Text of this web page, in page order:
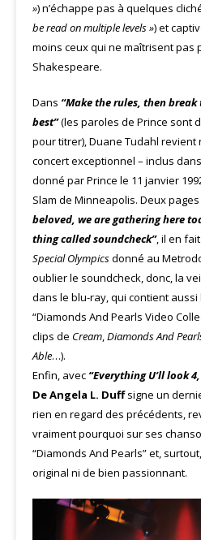
») n’échappe pas à quelques
be read on multiple levels ») et
moins ceux qui ne maîtrisent pas
Shakespeare.
Dans “Make the rules, then
best”(les paroles de Prince sont
pour titrer), Duane Tudahl revient
concert exceptionnel – inclus
donné par Prince le 11 janvier
Slam de Minneapolis. Deux
beloved, we are gathering here
thing called soundcheck”, il en
Special Olympicsdonné au
oublier le soundcheck, donc, la
dans le blu-ray, qui contient aussi
“Diamonds And Pearls Video
clips de Cream,Diamonds And
Able…).
Enfin, avec“Everything U’ll look
De Angela L. Duffsigne un
rien en regard des précédents,
vraiment pourquoi sur ses
“Diamonds And Pearls” et,
original ni de bien passionnant.